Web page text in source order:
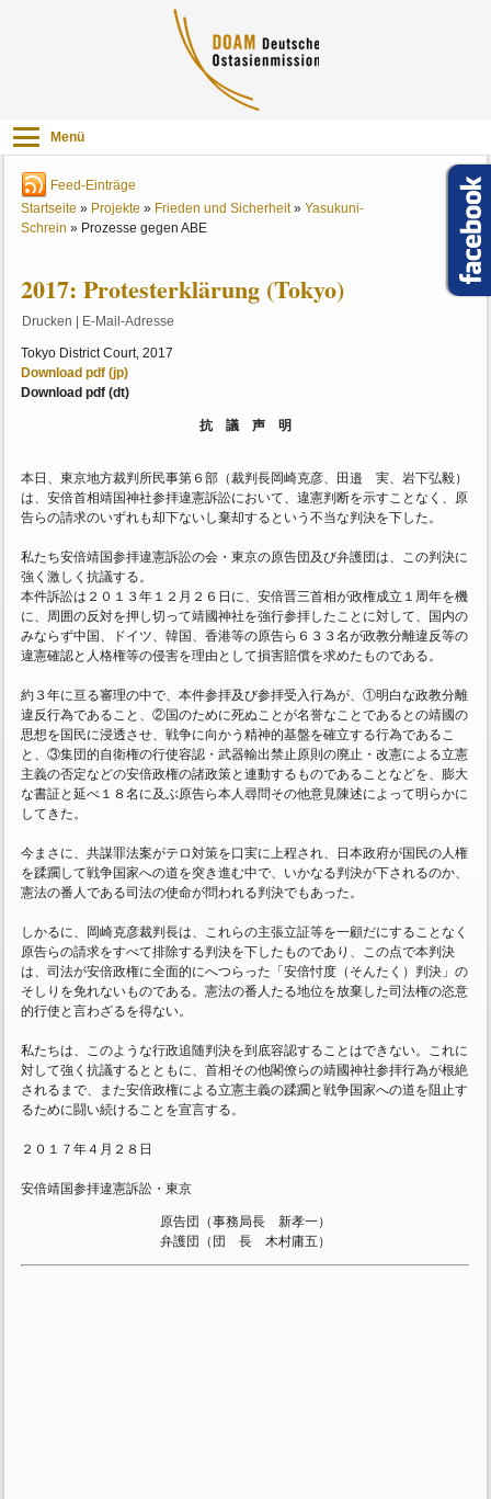
Menü
Feed-Einträge
Startseite » Projekte » Frieden und Sicherheit»Yasukuni-
Schrein » Prozesse gegen ABE
2017: Protesterklärung (Tokyo)
Drucken E-Mail-Adresse
Tokyo District Court, 2017
Download pdf (jp)
Download pdf (dt)
抗 議 声 明
本日、東京地方裁判所民事第６部（裁判長岡崎克彦、田邉 実、岩下弘毅）
は、安倍首相靖国神社参拝違憲訴訟において、違憲判断を示すことなく、原
告らの請求のいずれも却下ないし棄却するという不当な判決を下した。
私たち安倍靖国参拝違憲訴訟の会・東京の原告団及び弁護団は、この判決に
強く激しく抗議する。
本件訴訟は２０１３年１２月２６日に、安倍晋三首相が政権成立１周年を機
に、周囲の反対を押し切って靖國神社を強行参拝したことに対して、国内の
みならず中国、ドイツ、韓国、香港等の原告ら６３３名が政教分離違反等の
違憲確認と人格権等の侵害を理由として損害賠償を求めたものである。
約３年に亘る審理の中で、本件参拝及び参拝受入行為が、①明白な政教分離
違反行為であること、②国のために死ぬことが名誉なことであるとの靖國の
思想を国民に浸透させ、戦争に向かう精神的基盤を確立する行為であるこ
と、③集団的自衛権の行使容認・武器輸出禁止原則の廃止・改憲による立憲
主義の否定などの安倍政権の諸政策と連動するものであることなどを、膨大
な書証と延べ１８名に及ぶ原告ら本人尋問その他意見陳述によって明らかに
してきた。
今まさに、共謀罪法案がテロ対策を口実に上程され、日本政府が国民の人権
を蹂躙して戦争国家への道を突き進む中で、いかなる判決が下されるのか、
憲法の番人である司法の使命が問われる判決でもあった。
しかるに、岡崎克彦裁判長は、これらの主張立証等を一顧だにすることなく
原告らの請求をすべて排除する判決を下したものであり、この点で本判決
は、司法が安倍政権に全面的にへつらった「安倍忖度（そんたく）判決」の
そしりを免れないものである。憲法の番人たる地位を放棄した司法権の恣意
的行使と言わざるを得ない。
私たちは、このような行政追随判決を到底容認することはできない。これに
対して強く抗議するとともに、首相その他閣僚らの靖國神社参拝行為が根絶
されるまで、また安倍政権による立憲主義の蹂躙と戦争国家への道を阻止す
るために闘い続けることを宣言する。
２０１７年４月２８日
安倍靖国参拝違憲訴訟・東京
原告団（事務局長 新孝一）
弁護団（団 長 木村庸五）